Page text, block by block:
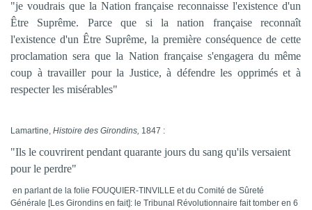
"je voudrais que la Nation française reconnaisse l'existence d'un
Être Suprême. Parce que si la nation française reconnaît
l'existence d'un Être Suprême, la première conséquence de cette
proclamation sera que la Nation française s'engagera du même
coup à travailler pour la Justice, à défendre les opprimés et à
respecter les misérables"
Lamartine, Histoire des Girondins, 1847 :
"Ils le couvrirent pendant quarante jours du sang qu'ils versaient
pour le perdre"
en parlant de la folie FOUQUIER-TINVILLE et du Comité de Sûreté
Générale [Les Girondins en fait]: le Tribunal Révolutionnaire fait tomber en 6